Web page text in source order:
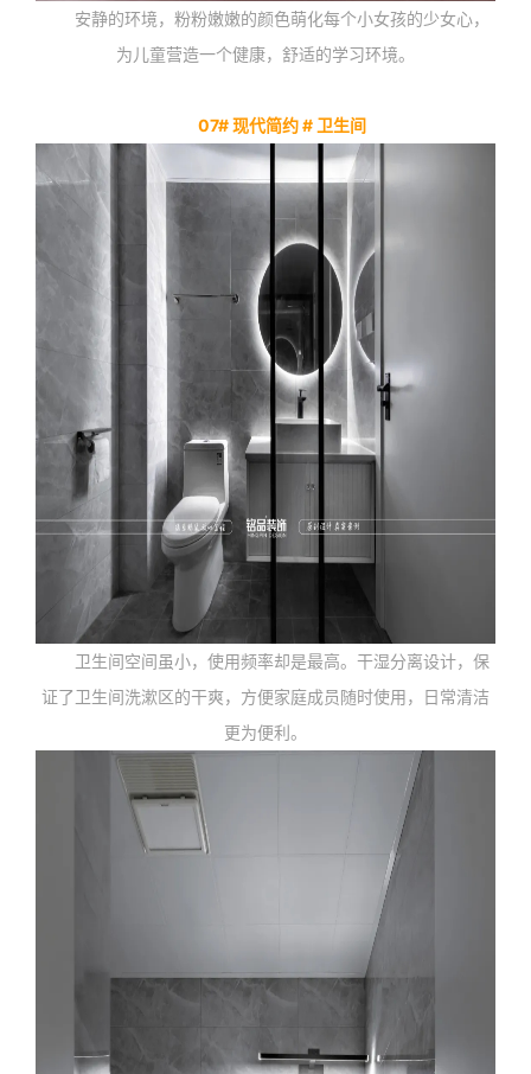
安静的环境，粉粉嫩嫩的颜色萌化每个小女孩的少女心，
为儿童营造一个健康，舒适的学习环境。
07# 现代简约 # 卫生间
卫生间空间虽小，使用频率却是最高。干湿分离设计，保
证了卫生间洗漱区的干爽，方便家庭成员随时使用，日常清洁
更为便利。